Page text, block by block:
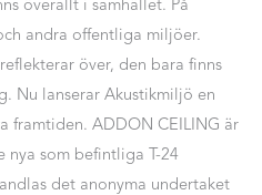
överallt i samhället. På
andra offentliga miljöer.
över, den bara finns
Nu lanserar Akustikmiljö en
framtiden. ADDON CEILING är
som befintliga T-24
det anonyma undertaket